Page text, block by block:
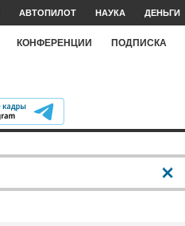
АВТОПИЛОТ НАУКА ДЕНЬГИ
КОНФЕРЕНЦИИ ПОДПИСКА